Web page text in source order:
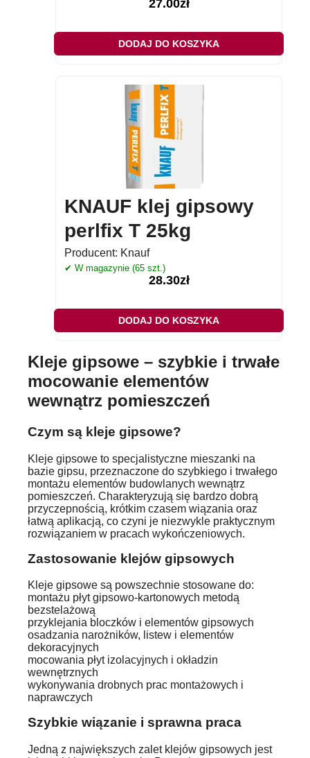
27.00zł
DODAJ DO KOSZYKA
KNAUF klej gipsowy
perlfix T 25kg
Producent: Knauf
✔ W magazynie (65 szt.)
28.30zł
DODAJ DO KOSZYKA
Kleje gipsowe – szybkie i trwałe
mocowanie elementów
wewnątrz pomieszczeń
Czym są kleje gipsowe?
Kleje gipsowe to specjalistyczne mieszanki na
bazie gipsu, przeznaczone do szybkiego i trwałego
montażu elementów budowlanych wewnątrz
pomieszczeń. Charakteryzują się bardzo dobrą
przyczepnością, krótkim czasem wiązania oraz
łatwą aplikacją, co czyni je niezwykle praktycznym
rozwiązaniem w pracach wykończeniowych.
Zastosowanie klejów gipsowych
Kleje gipsowe są powszechnie stosowane do:
montażu płyt gipsowo-kartonowych metodą
bezstelażową
przyklejania bloczków i elementów gipsowych
osadzania narożników, listew i elementów
dekoracyjnych
mocowania płyt izolacyjnych i okładzin
wewnętrznych
wykonywania drobnych prac montażowych i
naprawczych
Szybkie wiązanie i sprawna praca
Jedną z największych zalet klejów gipsowych jest